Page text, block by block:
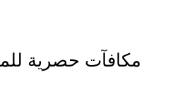
مكافآت حصرية